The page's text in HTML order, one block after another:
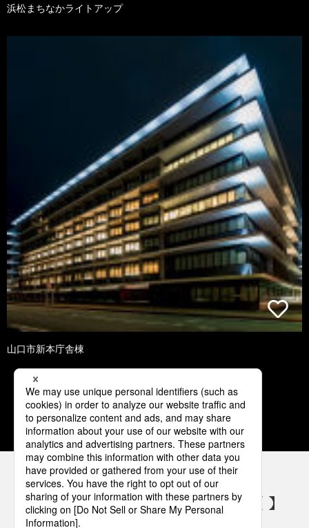
浜松まちなかライトアップ
山口市新本庁舎棟
1 2 3 4 5
パナソニックの電気設備 SNSアカウント